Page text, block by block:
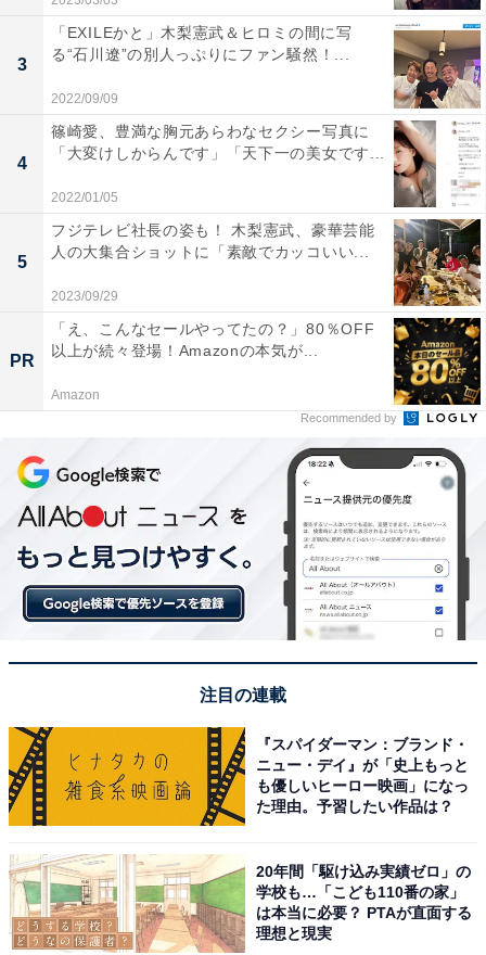
3
「EXILEかと」木梨憲武＆ヒロミの間に写
る“石川遼”の別人っぷりにファン騒然！...
2022/09/09
4
篠崎愛、豊満な胸元あらわなセクシー写真に
「大変けしからんです」「天下一の美女です...
2022/01/05
5
フジテレビ社長の姿も！ 木梨憲武、豪華芸能
人の大集合ショットに「素敵でカッコいい...
2023/09/29
PR
「え、こんなセールやってたの？」80％OFF
以上が続々登場！Amazonの本気が...
Amazon
Recommended by
注目の連載
『スパイダーマン：ブランド・
ニュー・デイ』が「史上もっと
も優しいヒーロー映画」になっ
た理由。予習したい作品は？
20年間「駆け込み実績ゼロ」の
学校も…「こども110番の家」
は本当に必要？ PTAが直面する
理想と現実